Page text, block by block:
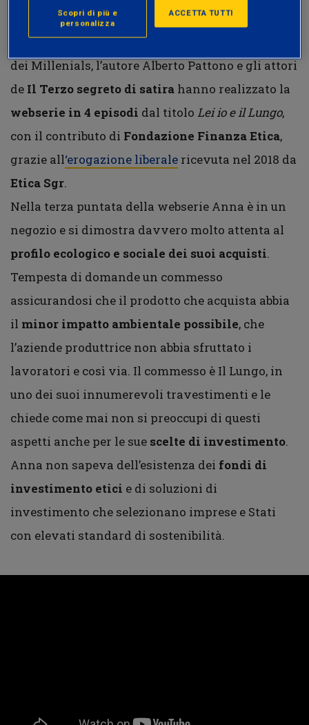
Per provare a migliorare l’educazione finanziaria
dei Millenials, l’autore Alberto Pattono e gli attori
de Il Terzo segreto di satira hanno realizzato la
webserie in 4 episodi dal titolo Lei io e il Lungo,
con il contributo di Fondazione Finanza Etica,
grazie all‘erogazione liberale ricevuta nel 2018 da
Etica Sgr.
Nella terza puntata della webserie Anna è in un
negozio e si dimostra davvero molto attenta al
profilo ecologico e sociale dei suoi acquisti.
Tempesta di domande un commesso
assicurandosi che il prodotto che acquista abbia
il minor impatto ambientale possibile, che
l’aziende produttrice non abbia sfruttato i
lavoratori e così via. Il commesso è Il Lungo, in
uno dei suoi innumerevoli travestimenti e le
chiede come mai non si preoccupi di questi
aspetti anche per le sue scelte di investimento.
Anna non sapeva dell’esistenza dei fondi di
investimento etici e di soluzioni di
investimento che selezionano imprese e Stati
con elevati standard di sostenibilità.
ACCETTA TUTTI
Scopri di più e
personalizza